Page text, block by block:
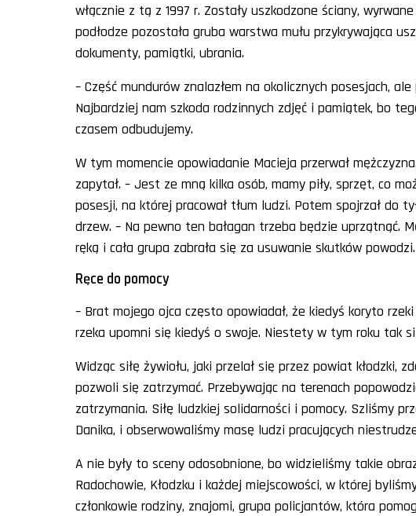
włącznie z tą z 1997 r. Zostały uszkodzone ściany,
podłodze pozostała gruba warstwa mułu przykrywająca
dokumenty, pamiątki, ubrania.
– Część mundurów znalazłem na okolicznych posesjach,
Najbardziej nam szkoda rodzinnych zdjęć i pamiątek, bo
czasem odbudujemy.
W tym momencie opowiadanie Macieja przerwał
zapytał. – Jest ze mną kilka osób, mamy piły, sprzęt, co
posesji, na której pracował tłum ludzi. Potem spojrzał do
drzew. – Na pewno ten bałagan trzeba będzie uprzątnąć.
ręką i cała grupa zabrała się za usuwanie skutków powodzi.
Ręce do pomocy
– Brat mojego ojca często opowiadał, że kiedyś koryto rzeki
rzeka upomni się kiedyś o swoje. Niestety w tym roku tak
Widząc siłę żywiołu, jaki przelał się przez powiat kłodzki,
pozwoli się zatrzymać. Przebywając na terenach
zatrzymania. Siłę ludzkiej solidarności i pomocy. Szliśmy
Danika, i obserwowaliśmy masę ludzi pracujących
A nie były to sceny odosobnione, bo widzieliśmy takie
Radochowie, Kłodzku i każdej miejscowości, w której
członkowie rodziny, znajomi, grupa policjantów, która